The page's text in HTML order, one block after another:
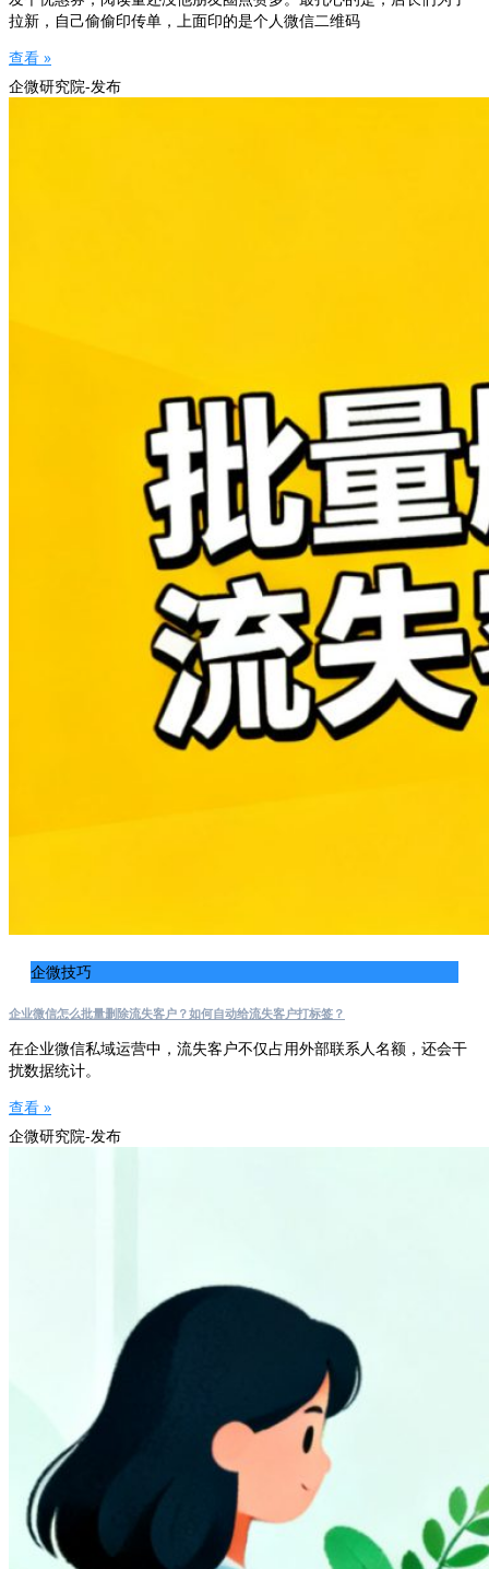
拉新，自己偷偷印传单，上面印的是个人微信二维码
查看 »
企微研究院-发布
企微技巧
企业微信怎么批量删除流失客户？如何自动给流失客户打标签？
在企业微信私域运营中，流失客户不仅占用外部联系人名额，还会干
扰数据统计。
查看 »
企微研究院-发布